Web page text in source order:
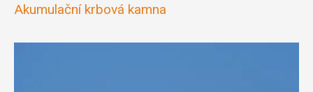
Akumulační krbová kamna